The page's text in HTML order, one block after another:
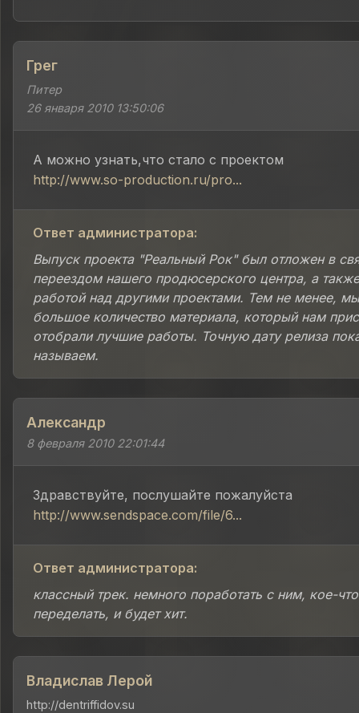
Грег
Питер
26 января 2010 13:50:06
А можно узнать,что стало с проектом
http://www.so-production.ru/pro...
Ответ администратора:
Выпуск проекта "Реальный Рок" был отложен в
переездом нашего продюсерского центра, а
работой над другими проектами. Тем не менее,
большое количество материала, который нам
отобрали лучшие работы. Точную дату релиза
называем.
Александр
8 февраля 2010 22:01:44
Здравствуйте, послушайте пожалуйста
http://www.sendspace.com/file/6...
Ответ администратора:
классный трек. немного поработать с ним, кое-
переделать, и будет хит.
Владислав Лерой
http://dentriffidov.su